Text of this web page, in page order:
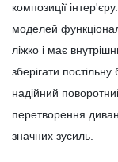
композиції
моделей
ліжко і має
зберігати постільну
надійний
перетворення
значних зусиль.